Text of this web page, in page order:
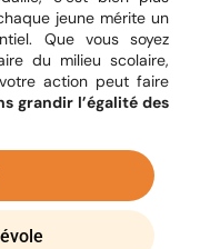
jeune mérite un
Que vous soyez
du milieu scolaire,
action peut faire
grandir l’égalité des